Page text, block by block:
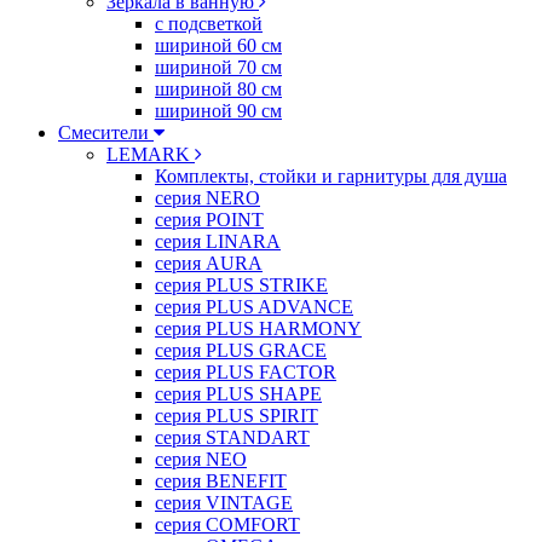
с подсветкой
шириной 60 см
шириной 70 см
шириной 80 см
шириной 90 см
Смесители
LEMARK
Комплекты, стойки и гарнитуры для душа
серия NERO
серия POINT
серия LINARA
серия AURA
серия PLUS STRIKE
серия PLUS ADVANCE
серия PLUS HARMONY
серия PLUS GRACE
серия PLUS FACTOR
серия PLUS SHAPE
серия PLUS SPIRIT
серия STANDART
серия NEO
серия BENEFIT
серия VINTAGE
серия COMFORT